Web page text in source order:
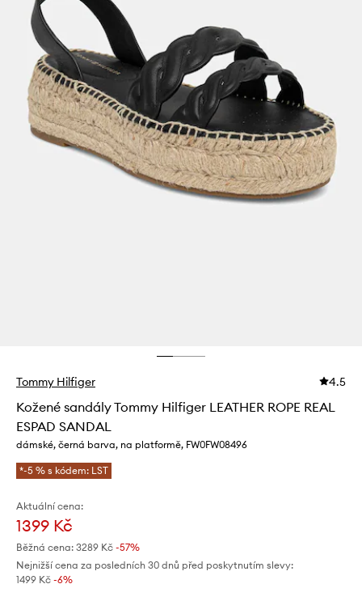
Tommy Hilfiger 4.5
Kožené sandály Tommy Hilfiger LEATHER ROPE REAL
ESPAD SANDAL
dámské, černá barva, na platformě, FW0FW08496
*-5 % s kódem: LST
Aktuální cena:
1399 Kč
Běžná cena: 3289 Kč -57%
Nejnižší cena za posledních 30 dnů před poskytnutím slevy:
1499 Kč -6%